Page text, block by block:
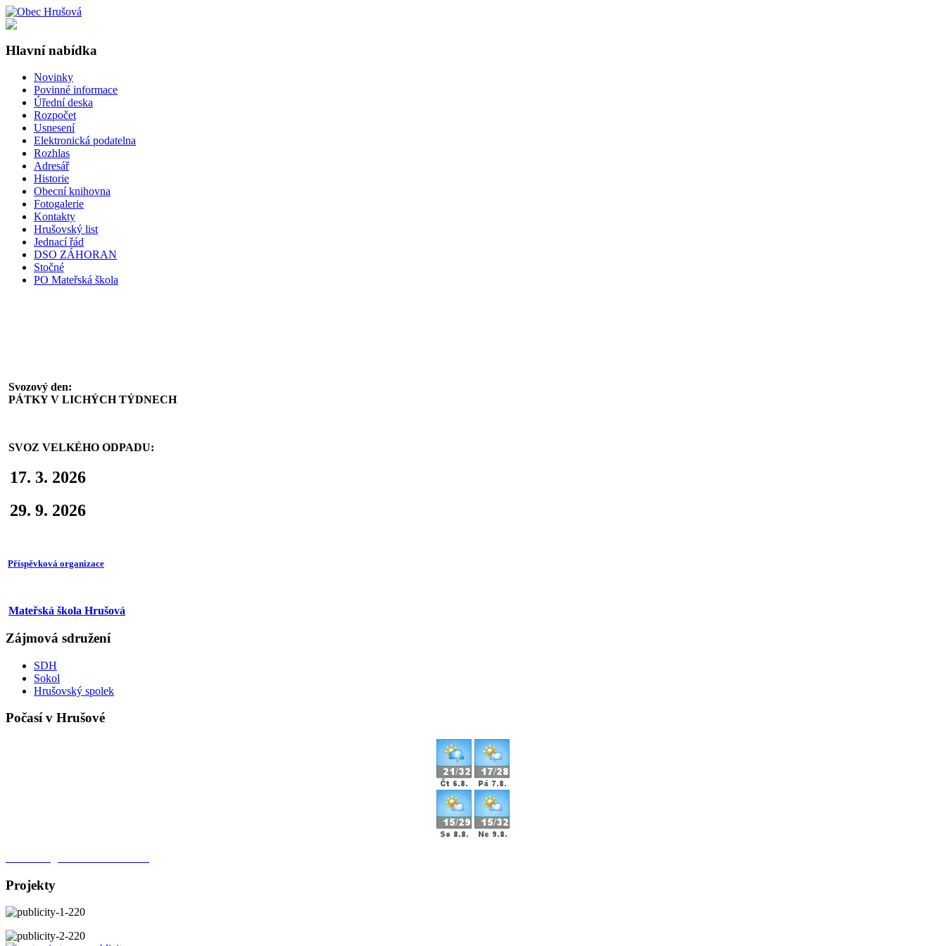
Hlavní nabídka
Novinky
Povinné informace
Úřední deska
Rozpočet
Usnesení
Elektronická podatelna
Rozhlas
Adresář
Historie
Obecní knihovna
Fotogalerie
Kontakty
Hrušovský list
Jednací řád
DSO ZÁHORAN
Stočné
PO Mateřská škola
Svozový den:
PÁTKY V LICHÝCH TÝDNECH
SVOZ VELKÉHO ODPADU:
17. 3. 2026
29. 9. 2026
Příspěvková organizace
Mateřská škola Hrušová
Zájmová sdružení
SDH
Sokol
Hrušovský spolek
Počasí v Hrušové
Projekty